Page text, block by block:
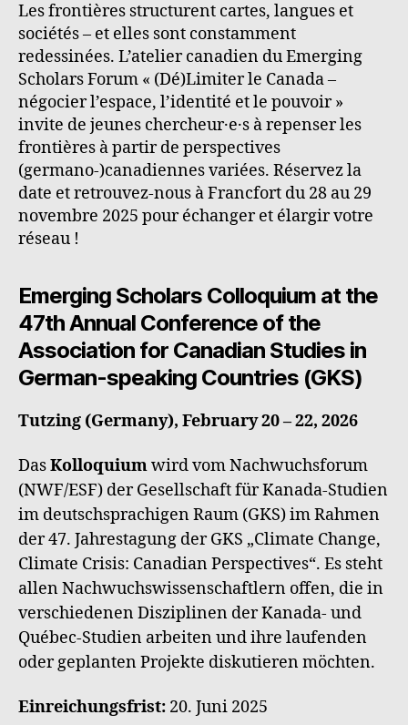
Les frontières structurent cartes, langues et
sociétés – et elles sont constamment
redessinées. L’atelier canadien du Emerging
Scholars Forum « (Dé)Limiter le Canada –
négocier l’espace, l’identité et le pouvoir »
invite de jeunes chercheur·e·s à repenser les
frontières à partir de perspectives
(germano-)canadiennes variées. Réservez la
date et retrouvez-nous à Francfort du 28 au 29
novembre 2025 pour échanger et élargir votre
réseau !
Emerging Scholars Colloquium at the
47thAnnual Conference of the
Association for Canadian Studies in
German-speaking Countries (GKS)
Tutzing (Germany), February 20 – 22, 2026
DasKolloquiumwird vom Nachwuchsforum
(NWF/ESF) der Gesellschaft für Kanada-Studien
im deutschsprachigen Raum (GKS) im Rahmen
der 47. Jahrestagung der GKS „Climate Change,
Climate Crisis: Canadian Perspectives“. Es steht
allen Nachwuchswissenschaftlern offen, die in
verschiedenen Disziplinen der Kanada- und
Québec-Studien arbeiten und ihre laufenden
oder geplanten Projekte diskutieren möchten.
Einreichungsfrist: 20. Juni 2025